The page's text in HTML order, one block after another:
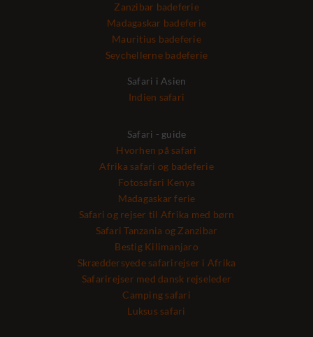
Zanzibar badeferie
Madagaskar badeferie
Mauritius badeferie
Seychellerne badeferie
Safari i Asien
Indien safari
Safari - guide
Hvorhen på safari
Afrika safari og badeferie
Fotosafari Kenya
Madagaskar ferie
Safari og rejser til Afrika med børn
Safari Tanzania og Zanzibar
Bestig Kilimanjaro
Skræddersyede safarirejser i Afrika
Safarirejser med dansk rejseleder
Camping safari
Luksus safari